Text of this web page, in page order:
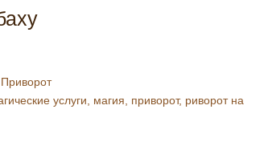
Приворот
услуги, магия, приворот, риворот на